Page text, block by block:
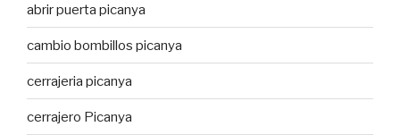
abrir puerta picanya
cambio bombillos picanya
cerrajeria picanya
cerrajero Picanya